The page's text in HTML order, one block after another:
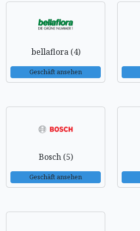
bellaflora (4)
Geschäft ansehen
Bosch (5)
Geschäft ansehen